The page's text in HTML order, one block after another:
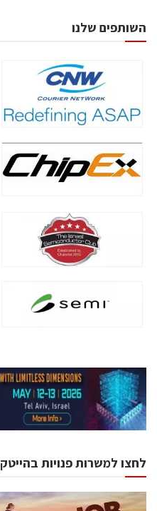
השותפים שלנו
לחצו למשרות פנויות בהייטק